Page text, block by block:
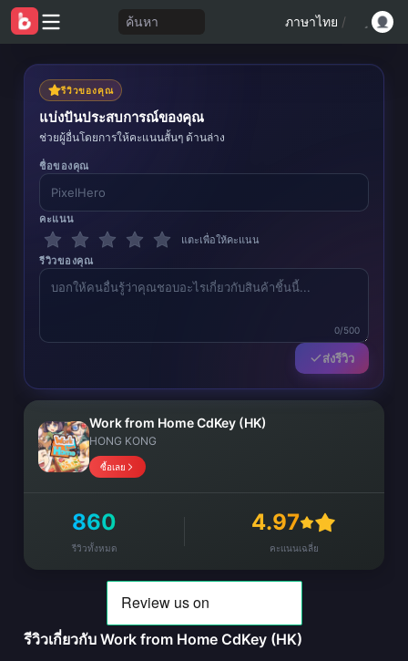
ค้นหา ภาษาไทย /
รีวิวของคุณ
แบ่งปันประสบการณ์ของคุณ
ช่วยผู้อื่นโดยการให้คะแนนสั้นๆ ด้านล่าง
ชื่อของคุณ
คะแนน
แตะเพื่อให้คะแนน
รีวิวของคุณ
0/500
ส่งรีวิว
Work from Home CdKey (HK)
HONG KONG
ซื้อเลย
860
รีวิวทั้งหมด
4.97
คะแนนเฉลี่ย
รีวิวเกี่ยวกับ Work from Home CdKey (HK)